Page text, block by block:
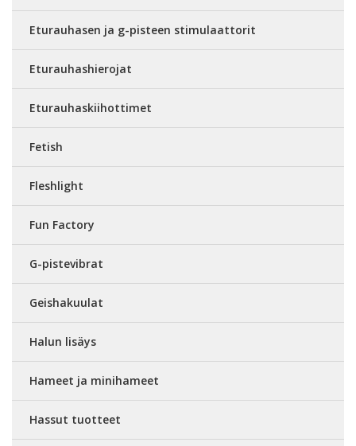
Eturauhasen ja g-pisteen stimulaattorit
Eturauhashierojat
Eturauhaskiihottimet
Fetish
Fleshlight
Fun Factory
G-pistevibrat
Geishakuulat
Halun lisäys
Hameet ja minihameet
Hassut tuotteet